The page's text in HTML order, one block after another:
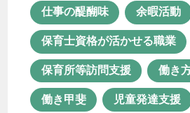
医療体制 口腔衛生管理
困った行動 困窮者支援
地域連携 夫婦で勤務
子どもの成長 安定
仕事の醍醐味 余暇活動
保育士資格が活かせる職業
保育所等訪問支援 働き
働き甲斐 児童発達支援